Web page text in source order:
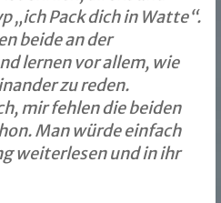
„ich Pack dich in Watte“.
beide an der
lernen vor allem, wie
zu reden.
mir fehlen die beiden
Man würde einfach
weiterlesen und in ihr